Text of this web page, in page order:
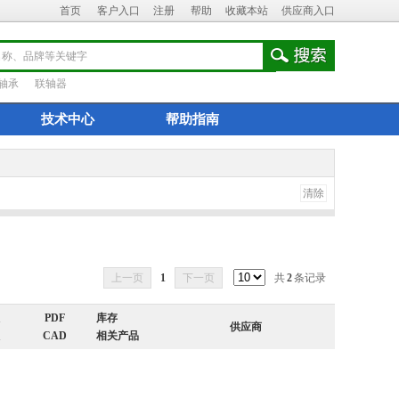
首页 客户入口 注册 帮助 收藏本站 供应商入口
承 联轴器
技术中心 帮助指南
清除
上一页 1 下一页 共2条记录
供应商
库存
相关产品
PDF
CAD